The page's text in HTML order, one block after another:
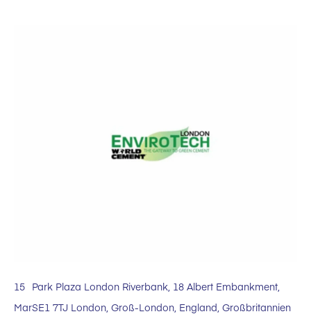
15
Mar
Park Plaza London Riverbank, 18 Albert Embankment,
SE1 7TJ London, Groß-London, England, Großbritannien